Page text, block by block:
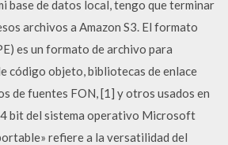
base de datos local, tengo que terminar
archivos a Amazon S3. El formato
es un formato de archivo para
código objeto, bibliotecas de enlace
de fuentes FON, [1] y otros usados en
bit del sistema operativo Microsoft
refiere a la versatilidad del